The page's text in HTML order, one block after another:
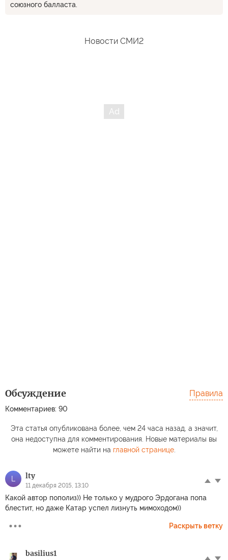
союзного балласта.
Новости СМИ2
Обсуждение
Комментариев: 90
Правила
Эта статья опубликована более, чем 24 часа назад, а значит,
она недоступна для комментирования. Новые материалы вы
можете найти на главной странице.
L lty
11 декабря 2015, 13:10
Какой автор пополиз)) Не только у мудрого Эрдогана попа
блестит, но даже Катар успел лизнуть мимоходом))
Раскрыть ветку
basilius1